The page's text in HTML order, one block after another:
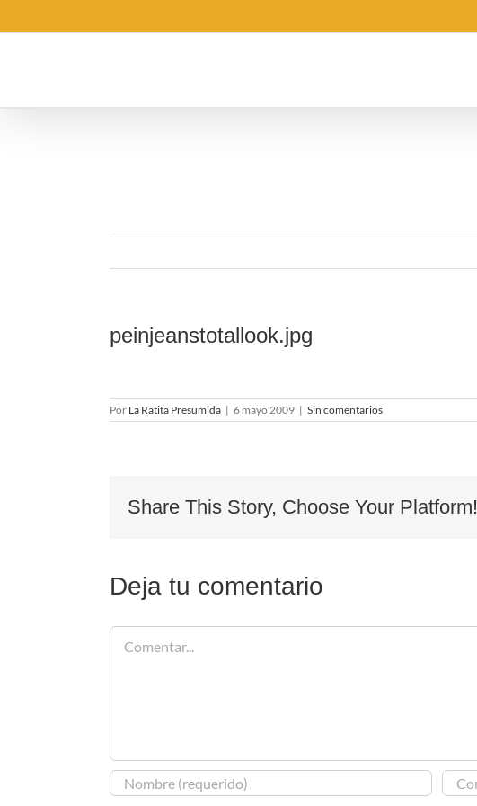
peinjeanstotallook.jpg
Por La Ratita Presumida | 6 mayo 2009 | Sin comentarios
Share This Story, Choose Your Platform!
Deja tu comentario
Comentar